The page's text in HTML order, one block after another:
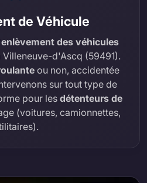
de Véhicule
enlèvement des véhicules
Villeneuve-d'Ascq (59491).
ou non, accidentée
sur tout type de
pour les détenteurs de
(voitures, camionnettes,